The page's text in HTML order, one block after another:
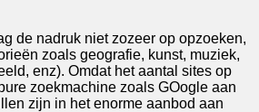
de nadruk niet zozeer op opzoeken,
zoals geografie, kunst, muziek,
enz). Omdat het aantal sites op
zoekmachine zoals GOogle aan
zijn in het enorme aanbod aan